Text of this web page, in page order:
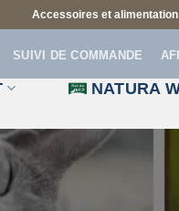
Accessoires et
SUIVI DE COMMANDE
NATURA